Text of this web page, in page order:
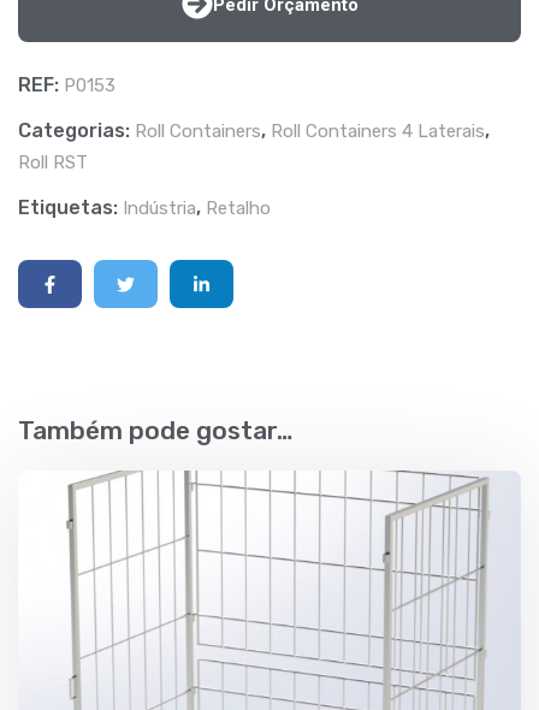
Pedir Orçamento
REF: P0153
Categorias: Roll Containers, Roll Containers 4 Laterais,
Roll RST
Etiquetas: Indústria, Retalho
Também pode gostar…